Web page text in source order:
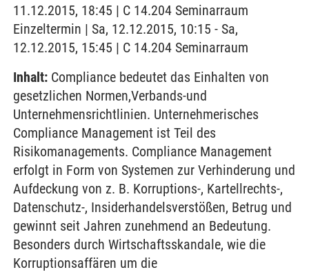
11.12.2015, 18:45 | C 14.204 Seminarraum
Einzeltermin | Sa, 12.12.2015, 10:15 - Sa,
12.12.2015, 15:45 | C 14.204 Seminarraum
Inhalt: Compliance bedeutet das Einhalten von
gesetzlichen Normen,Verbands-und
Unternehmensrichtlinien. Unternehmerisches
Compliance Management ist Teil des
Risikomanagements. Compliance Management
erfolgt in Form von Systemen zur Verhinderung und
Aufdeckung von z. B. Korruptions-, Kartellrechts-,
Datenschutz-, Insiderhandelsverstößen, Betrug und
gewinnt seit Jahren zunehmend an Bedeutung.
Besonders durch Wirtschaftsskandale, wie die
Korruptionsaffären um die